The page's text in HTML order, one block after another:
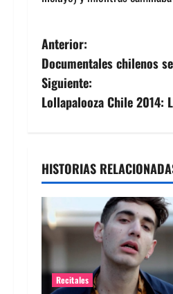
N
a
v
g
a
c
i
ó
Anterior:
Documentales chilenos
Siguiente:
Lollapalooza Chile
HISTORIAS
Recitales